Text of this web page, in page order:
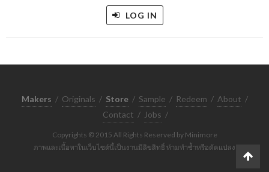
LOG IN
Makers / Originals / Store / Sample / Redeem / About /
Contact / Jobs /
Copyrights © 2015 All Rights Reserved by Minimore
ภาพและเนื้อหาในเว็บไซต์นี้เป็นงานมีลิขสิทธิ์ ห้ามทำซ้ำหรือดัดแปลง